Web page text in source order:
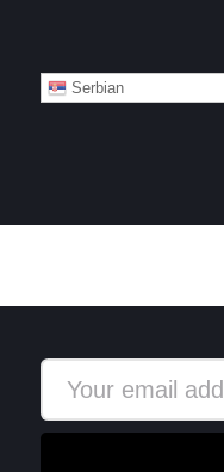
Serbian